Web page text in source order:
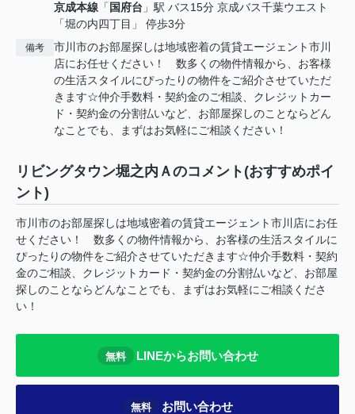
京成本線 「 国府台 」駅 バス15分 京成バス千葉ウエスト
「堀の内四丁目」 停歩3分
備考
市川市のお部屋探しは地域密着の賃貸エージェント市川
店にお任せください！ 数多くの物件情報から、お客様
の生活スタイルにぴったりの物件をご紹介させていただ
きます☆仲介手数料・契約金のご相談、クレジットカー
ド・契約金の分割払いなど、お部屋探しのことならどん
なことでも、まずはお気軽にご相談ください！
リビングタウン堀之内Ａのコメント(おすすめポイ
ント)
市川市のお部屋探しは地域密着の賃貸エージェント市川店にお任
せください！ 数多くの物件情報から、お客様の生活スタイルに
ぴったりの物件をご紹介させていただきます☆仲介手数料・契約
金のご相談、クレジットカード・契約金の分割払いなど、お部屋
探しのことならどんなことでも、まずはお気軽にご相談くださ
い！
無料 LINEからお問い合わせ
無料 お問い合わせ